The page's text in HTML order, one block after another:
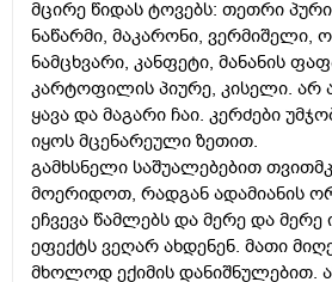
მცირე წიდას ტოვებს: თეთრი
ნაწარმი, მაკარონი, ვერმიშელი,
ნამცხვარი, კანფეტი, მანანის
კარტოფილის პიურე, კისელი. არ
ყავა და მაგარი ჩაი. კერძები
იყოს მცენარეული ზეთით.
გამხსნელი საშუალებებით
მოერიდოთ, რადგან ადამიანის
ეჩვევა წამლებს და მერე და მერე
ეფექტს ვეღარ ახდენენ. მათი
მხოლოდ ექიმის დანიშნულებით.